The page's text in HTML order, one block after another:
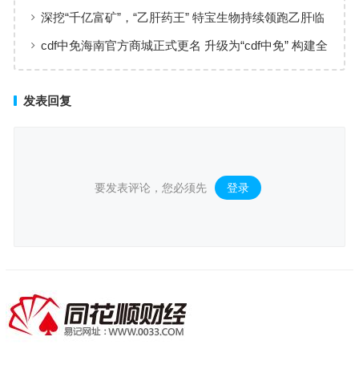
实现高效服务响应
深挖“千亿富矿”，“乙肝药王” 特宝生物持续领跑乙肝临
床治愈
cdf中免海南官方商城正式更名 升级为“cdf中免” 构建全
发表回复
要发表评论，您必须先 登录 。